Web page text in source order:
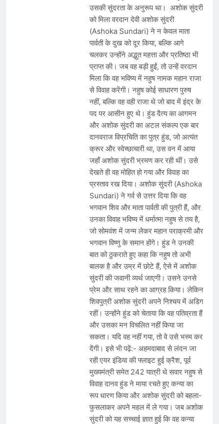
उसकी सुंदरता के अनुरूप था। अशोक सुंदरी
को मिला वरदान देवी अशोक सुंदरी
(Ashoka Sundari) ने न केवल माता
पार्वती के दुख को दूर किया, बल्कि आगे
चलकर उन्होंने अद्भुत महत्ता और प्रतिष्ठा भी
प्राप्त की। जब वह बड़ी हुईं, तो उन्हें वरदान
मिला कि वह भविष्य में नहुष नामक महान राजा
से विवाह करेंगी। नहुष कोई साधारण पुरुष
नहीं, बल्कि वह वही राजा थे जो बाद में इंद्र के
पद पर आसीन हुए थे। हुंड दैत्य का आगमन
और अशोक सुंदरी का अटल संकल्प एक बार
दानवराज विप्रचिति का पुत्र हुंड, जो अत्यंत
क्रूर और स्वेच्छाचारी था, उस वन में आया
जहाँ अशोक सुंदरी भ्रमण कर रही थीं। उसे
देखते ही वह मोहित हो गया और विवाह का
प्रस्ताव रख दिया। अशोक सुंदरी (Ashoka
Sundari) ने गर्व से उत्तर दिया कि वह
भगवान शिव और माता पार्वती की पुत्री हैं, और
उनका विवाह भविष्य में धर्मात्मा नहुष से तय है,
जो सोमवंश में जन्म लेकर महान पराक्रमी और
भगवान विष्णु के समान होंगे। हुंड ने उनकी
बात को ठुकराते हुए कहा कि नहुष तो अभी
बालक है और उम्र में छोटे हैं, ऐसे में अशोक
सुंदरी की जवानी व्यर्थ जाएगी। उसने उनसे
प्रेम और साथ रहने का आग्रह किया। लेकिन
शिवपुत्री अशोक सुंदरी अपने निश्चय में अडिग
रहीं। उन्होंने हुंड को चेताया कि वह पतिव्रता हैं
और उसका मन विचलित नहीं किया जा
सकता। यदि वह नहीं गया, तो वे उसे भस्म कर
देंगी। इसे भी पढ़ें:- अहमदाबाद से लंदन जा
रही एयर इंडिया की फ्लाइट हुई क्रैश, पूर्व
मुख्यमंत्री समेत 242 यात्री थे सवार नहुष से
विवाह दानव हुंड ने माया रचते हुए कन्या का
रूप धारण किया और अशोक सुंदरी को बहला-
फुसलाकर अपने महल में ले गया। जब अशोक
सुंदरी को यह सच्चाई ज्ञात हुई कि वह कन्या